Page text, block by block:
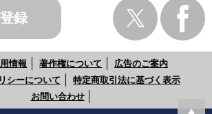
録
情報 著作権について
広告のご案内
シーについて
特定商取引法に基づく表示
お問い合わせ